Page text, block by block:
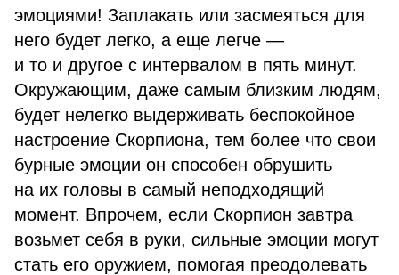
эмоциями! Заплакать или засмеяться для
него будет легко, а еще легче —
и то и другое с интервалом в пять минут.
Окружающим, даже самым близким людям,
будет нелегко выдерживать беспокойное
настроение Скорпиона, тем более что свои
бурные эмоции он способен обрушить
на их головы в самый неподходящий
момент. Впрочем, если Скорпион завтра
возьмет себя в руки, сильные эмоции могут
стать его оружием, помогая преодолевать